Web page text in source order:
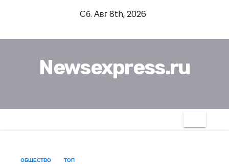
к
Сб. Авг 8th, 2026
Newsexpress.ru
ОБЩЕСТВО ТОП